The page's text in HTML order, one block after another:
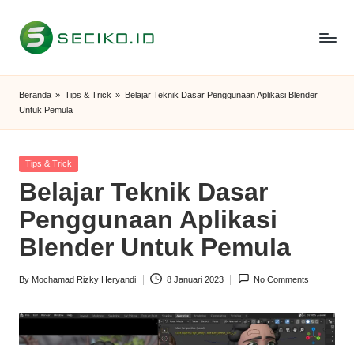
Skip
S
e
c
i
k
o
I
D
Beranda » Tips & Trick » Belajar Teknik Dasar Penggunaan Aplikasi Blender
Untuk Pemula
Posted
Tips & Trick
Belajar Teknik Dasar
Penggunaan Aplikasi
Blender Untuk Pemula
Posted
By Mochamad Rizky Heryandi 8 Januari 2023 No Comments